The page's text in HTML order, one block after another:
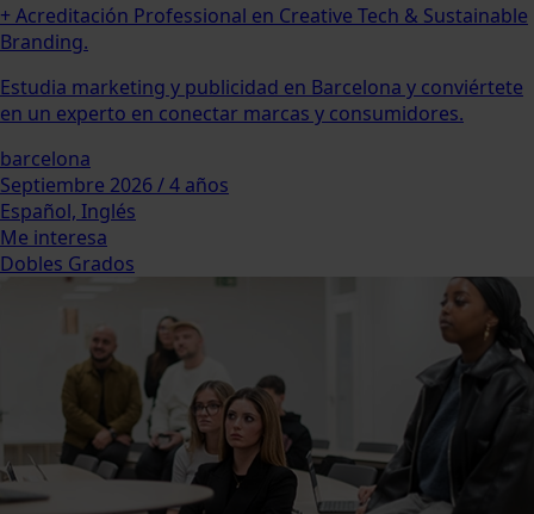
+ Acreditación Professional en Creative Tech & Sustainable
Branding.
Estudia marketing y publicidad en Barcelona y conviértete
en un experto en conectar marcas y consumidores.
barcelona
Septiembre 2026 / 4 años
Español, Inglés
Me interesa
Dobles Grados